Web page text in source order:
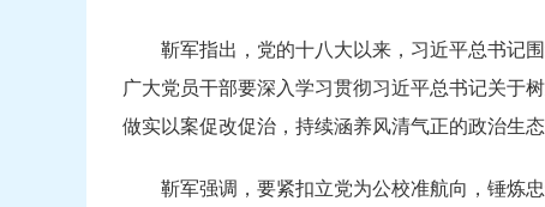
靳军指出，党的十八大以来，习近平总书记
广大党员干部要深入学习贯彻习近平总书记关于
做实以案促改促治，持续涵养风清气正的政治生
靳军强调，要紧扣立党为公校准航向，锤炼